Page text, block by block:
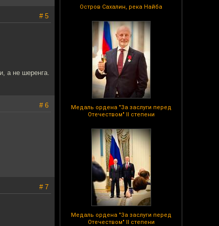
Остров Сахалин, река Найба
Медаль ордена "За заслуги перед
Отечеством" II степени
Медаль ордена "За заслуги перед
Отечеством" II степени
# 5
а не шеренга.
# 6
# 7